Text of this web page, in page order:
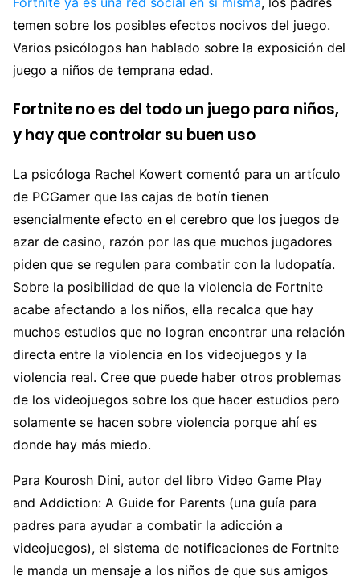
temen sobre los posibles efectos nocivos del juego.
Varios psicólogos han hablado sobre la exposición del
juego a niños de temprana edad.
Fortnite no es del todo un juego para niños,
y hay que controlar su buen uso
La psicóloga Rachel Kowert comentó para un artículo
de PCGamer que las cajas de botín tienen
esencialmente efecto en el cerebro que los juegos de
azar de casino, razón por las que muchos jugadores
piden que se regulen para combatir con la ludopatía.
Sobre la posibilidad de que la violencia de Fortnite
acabe afectando a los niños, ella recalca que hay
muchos estudios que no logran encontrar una relación
directa entre la violencia en los videojuegos y la
violencia real. Cree que puede haber otros problemas
de los videojuegos sobre los que hacer estudios pero
solamente se hacen sobre violencia porque ahí es
donde hay más miedo.
Para Kourosh Dini, autor del libro Video Game Play
and Addiction: A Guide for Parents (una guía para
padres para ayudar a combatir la adicción a
videojuegos), el sistema de notificaciones de Fortnite
le manda un mensaje a los niños de que sus amigos